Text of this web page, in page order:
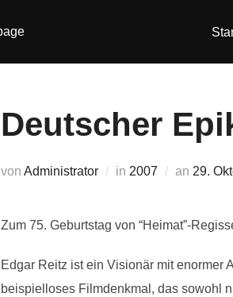
Deutscher
von Administrator in 2007 an 29.
Zum 75. Geburtstag von “Heimat”-
Edgar Reitz ist ein Visionär mit enormer
beispielloses Filmdenkmal, das sowohl